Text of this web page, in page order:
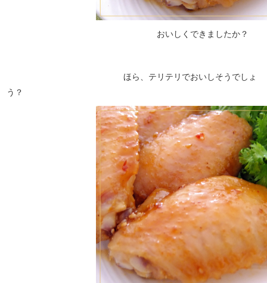
おいしくできましたか？
ほら、テリテリでおいしそうでしょ
う？